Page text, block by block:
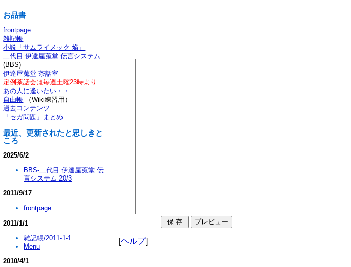
[ヘルプ]
お品書
frontpage
雑記帳
小説「サムライメック 焔」
二代目 伊達屋蒐堂 伝言システム
(BBS)
伊達屋蒐堂 茶話室
定例茶話会は毎週土曜23時より
あの人に逢いたい・・
自由帳 （Wiki練習用）
過去コンテンツ
「セガ問題」まとめ
最近、更新されたと思しきと
ころ
2025/6/2
BBS-二代目 伊達屋蒐堂 伝
言システム 20/3
2011/9/17
frontpage
2011/1/1
雑記帳/2011-1-1
Menu
2010/4/1